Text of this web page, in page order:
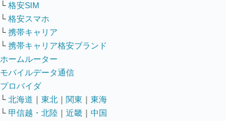
└ 格安SIM
└ 格安スマホ
└ 携帯キャリア
└ 携帯キャリア格安ブランド
ホームルーター
モバイルデータ通信
プロバイダ
└ 北海道 ｜ 東北 ｜ 関東 ｜ 東海
└ 甲信越・北陸 ｜ 近畿 ｜ 中国